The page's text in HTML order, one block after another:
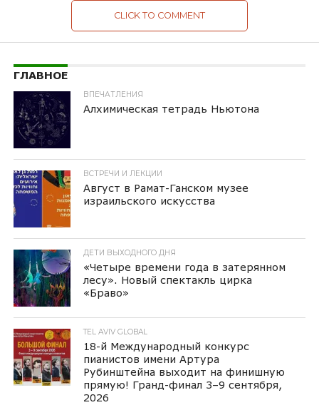
CLICK TO COMMENT
ГЛАВНОЕ
ВПЕЧАТЛЕНИЯ
Алхимическая тетрадь Ньютона
ВСТРЕЧИ И ЛЕКЦИИ
Август в Рамат-Ганском музее
израильского искусства
ДЕТИ ВЫХОДНОГО ДНЯ
«Четыре времени года в затерянном
лесу». Новый спектакль цирка
«Браво»
TEL AVIV GLOBAL
18-й Международный конкурс
пианистов имени Артура
Рубинштейна выходит на финишную
прямую! Гранд-финал 3–9 сентября,
2026